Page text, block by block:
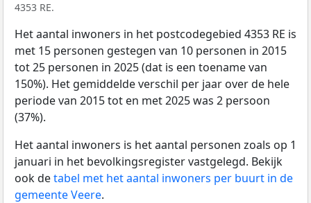
4353 RE.
Het aantal inwoners in het postcodegebied 4353 RE is
met 15 personen gestegen van 10 personen in 2015
tot 25 personen in 2025 (dat is een toename van
150%). Het gemiddelde verschil per jaar over de hele
periode van 2015 tot en met 2025 was 2 persoon
(37%).
Het aantal inwoners is het aantal personen zoals op 1
januari in het bevolkingsregister vastgelegd. Bekijk
ook detabel met het aantal inwoners per buurt in de
gemeente Veere.